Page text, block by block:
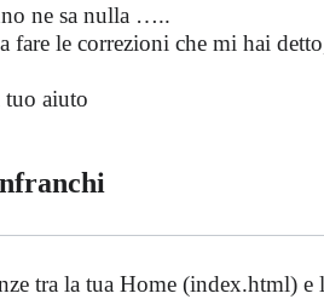
ne sa nulla …..
fare le correzioni che mi hai
aiuto
tra la tua Home (index.html)